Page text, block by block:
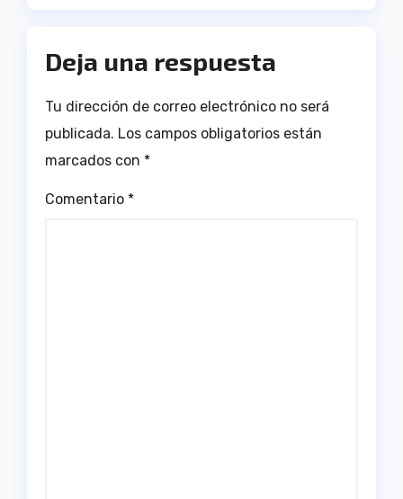
Deja una respuesta
Tu dirección de correo electrónico no será
publicada. Los campos obligatorios están
marcados con *
Comentario *